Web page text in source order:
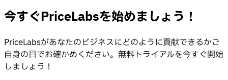
今すぐPriceLabsを始めましょう！
PriceLabsがあなたのビジネスにどのように貢献できるかご
自身の目でお確かめください。無料トライアルを今すぐ開始
しましょう！